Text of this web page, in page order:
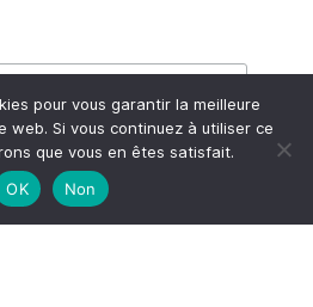
pour vous garantir la meilleure
web. Si vous continuez à utiliser ce
que vous en êtes satisfait.
OK
Non